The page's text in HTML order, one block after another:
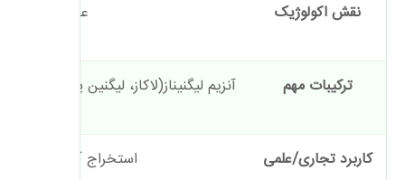
نقش اکولوژیک عامل اصلی
ترکیبات مهم آنزیم لیگنیناز(لاکاز، لیگنین پراکسیداز،
کاربرد تجاری/علمی استخراج آنزیم‌های